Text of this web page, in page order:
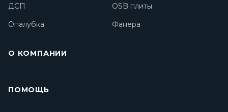
ДСП
OSB плиты
Опалубка
Фанера
О КОМПАНИИ
ПОМОЩЬ